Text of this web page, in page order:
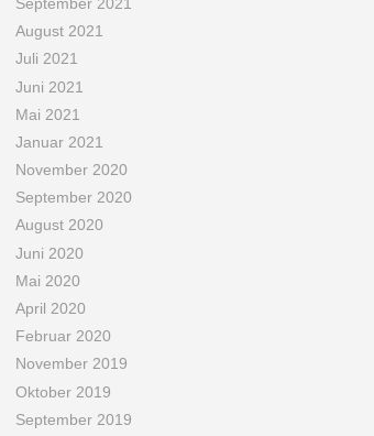
August 2021
Juli 2021
Juni 2021
Mai 2021
Januar 2021
November 2020
September 2020
August 2020
Juni 2020
Mai 2020
April 2020
Februar 2020
November 2019
Oktober 2019
September 2019